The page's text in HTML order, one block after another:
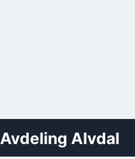
Avdeling Alvdal